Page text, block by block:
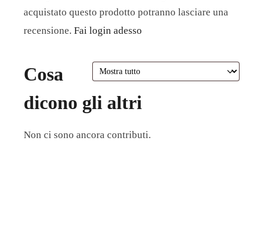
acquistato questo prodotto potranno lasciare una
recensione. Fai login adesso
Cosa
dicono gli altri
Non ci sono ancora contributi.